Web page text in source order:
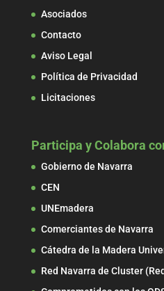
Asociados
Contacto
Aviso Legal
Política de Privacidad
Licitaciones
Participa y Colabora
Gobierno de Navarra
CEN
UNEmadera
Comerciantes de Navarra
Cátedra de la Madera
Red Navarra de Cluster